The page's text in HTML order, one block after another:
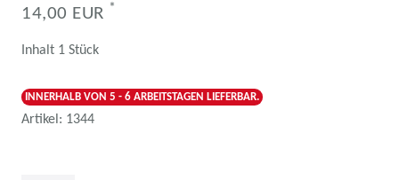
14,00 EUR *
Inhalt 1 Stück
INNERHALB VON 5 - 6 ARBEITSTAGEN LIEFERBAR.
Artikel: 1344